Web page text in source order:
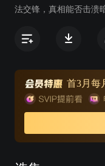
法交锋，真相能否击溃
首3月每